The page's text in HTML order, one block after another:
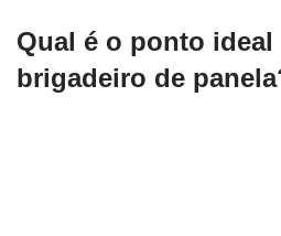
Qual é o ponto ideal
brigadeiro de